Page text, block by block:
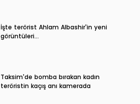
İşte terörist Ahlam Albashir'in yeni
görüntüleri…
Taksim'de bomba bırakan kadın
teröristin kaçış anı kamerada